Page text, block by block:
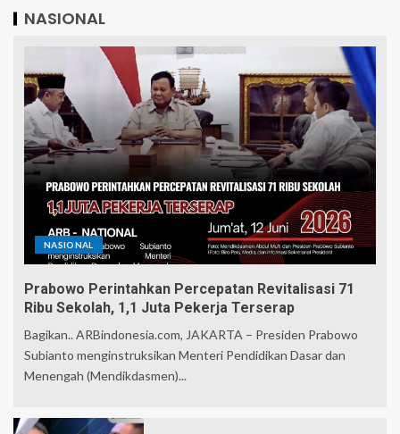
NASIONAL
NASIONAL
Prabowo Perintahkan Percepatan Revitalisasi 71
Ribu Sekolah, 1,1 Juta Pekerja Terserap
Bagikan.. ARBindonesia.com, JAKARTA – Presiden Prabowo
Subianto menginstruksikan Menteri Pendidikan Dasar dan
Menengah (Mendikdasmen)...